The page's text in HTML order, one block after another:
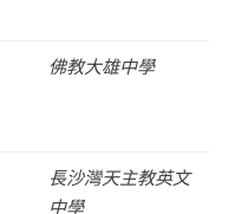
佛教大雄中學
長沙灣天主教英文
中學